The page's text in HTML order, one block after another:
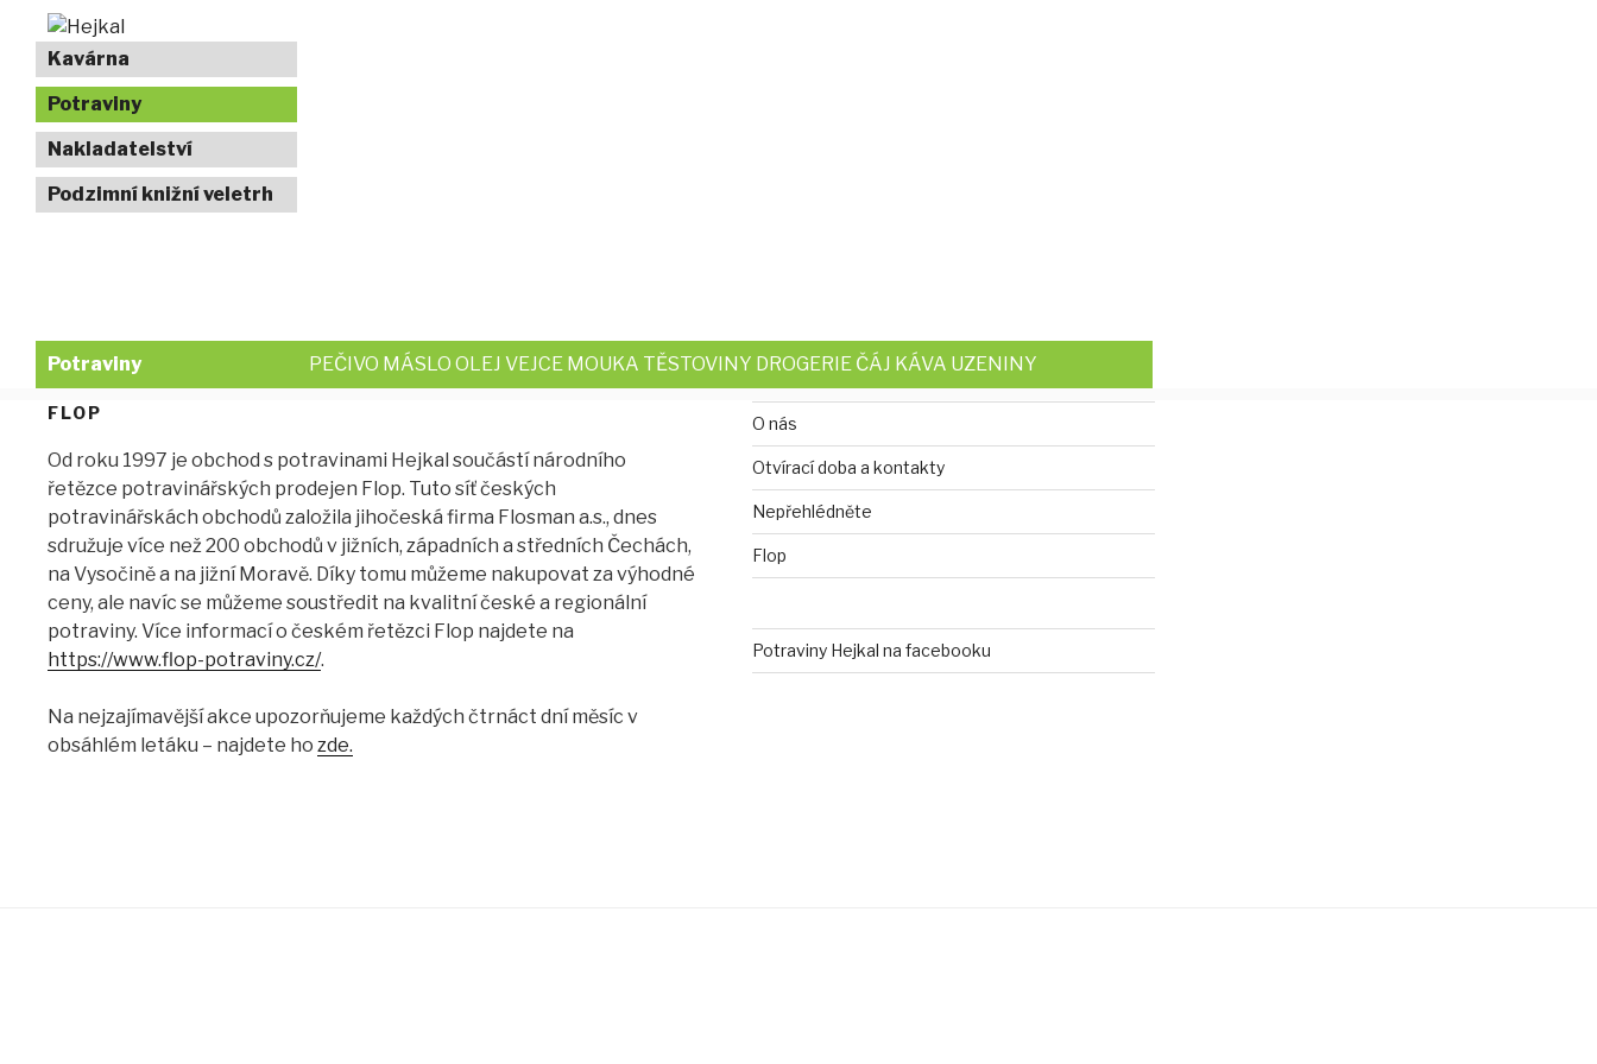
Přejít
obsahu
webu
Kavárna
Potraviny
Nakladatelství
Podzimní knižní veletrh
Potraviny PEČIVO MÁSLO OLEJ VEJCE MOUKA TĚSTOVINY DROGERIE ČÁJ KÁVA UZENINY
POTRAVINY
FLOP
Od roku 1997 je obchod s potravinami Hejkal součástí národního
řetězce potravinářských prodejen Flop. Tuto síť českých
potravinářskách obchodů založila jihočeská firma Flosman a.s., dnes
sdružuje více než 200 obchodů v jižních, západních a středních Čechách,
na Vysočině a na jižní Moravě. Díky tomu můžeme nakupovat za výhodné
ceny, ale navíc se můžeme soustředit na kvalitní české a regionální
potraviny. Více informací o českém řetězci Flop najdete na
https://www.flop-potraviny.cz/.
Na nejzajímavější akce upozorňujeme každých čtrnáct dní měsíc v
obsáhlém letáku – najdete ho zde.
O nás
Otvírací doba a kontakty
Nepřehlédněte
Flop
Potraviny Hejkal na facebooku